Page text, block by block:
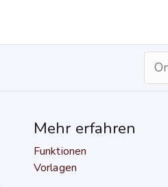
Mehr erfahren
Funktionen
Vorlagen